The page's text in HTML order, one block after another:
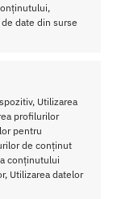
date din surse
Utilizarea
profilurilor
pentru
de conținut
conținutului
Utilizarea datelor
in toata tara